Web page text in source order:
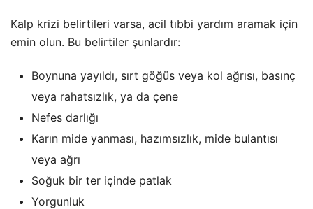
Kalp krizi belirtileri varsa, acil tıbbi yardım aramak için
emin olun. Bu belirtiler şunlardır:
Boynuna yayıldı, sırt göğüs veya kol ağrısı, basınç
veya rahatsızlık, ya da çene
Nefes darlığı
Karın mide yanması, hazımsızlık, mide bulantısı
veya ağrı
Soğuk bir ter içinde patlak
Yorgunluk